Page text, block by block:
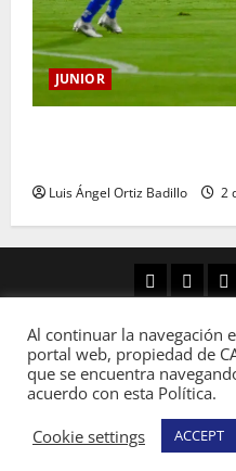
JUNIOR
Luis Ángel Ortiz Badillo 2
Copyright © Todos
Camerino Juniorista.|
Al continuar la navegación
portal web, propiedad de
que se encuentra
acuerdo con esta Política.
Cookie settings
ACCEPT